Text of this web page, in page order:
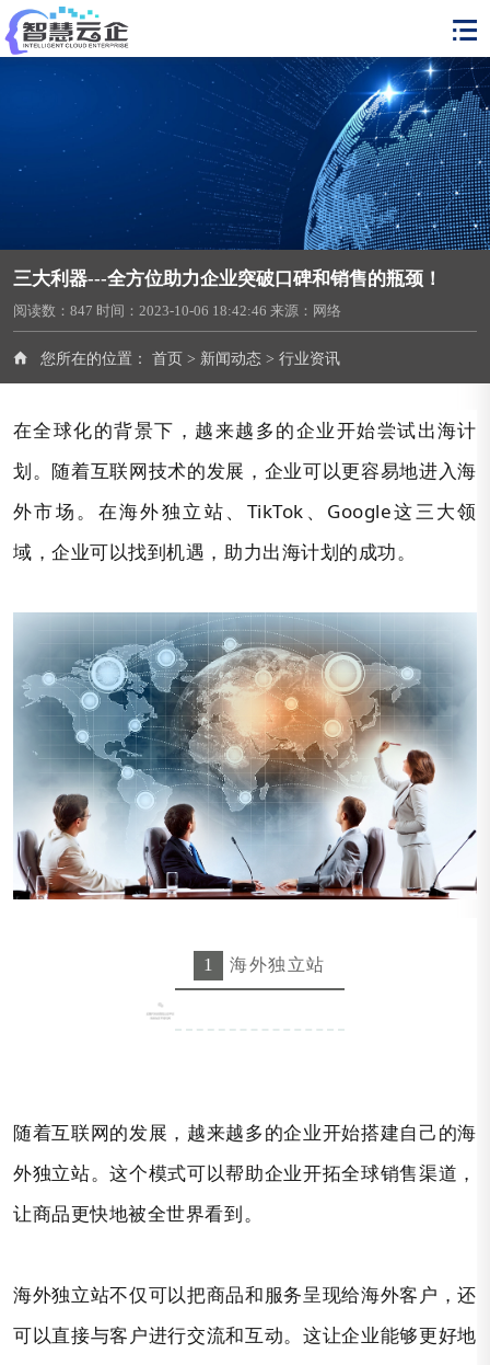
三大利器---全方位助力企业突破口碑和销售的瓶颈！
阅读数： 847 时间：2023-10-06 18:42:46 来源：网络
您所在的位置： 首页 > 新闻动态 > 行业资讯
在全球化的背景下，越来越多的企业开始尝试出海计
划。随着互联网技术的发展，企业可以更容易地进入海
外市场。在海外独立站、TikTok、Google这三大领
域，企业可以找到机遇，助力出海计划的成功。
1 海外独立站
随着互联网的发展，越来越多的企业开始搭建自己的海
外独立站。这个模式可以帮助企业开拓全球销售渠道，
让商品更快地被全世界看到。
海外独立站不仅可以把商品和服务呈现给海外客户，还
可以直接与客户进行交流和互动。这让企业能够更好地